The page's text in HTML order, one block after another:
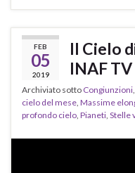
FEB
05
2019
Il Cielo
INAF TV
Archiviato sotto Congiunzioni,
cielo del mese, Massime
profondo cielo, Pianeti, Stelle